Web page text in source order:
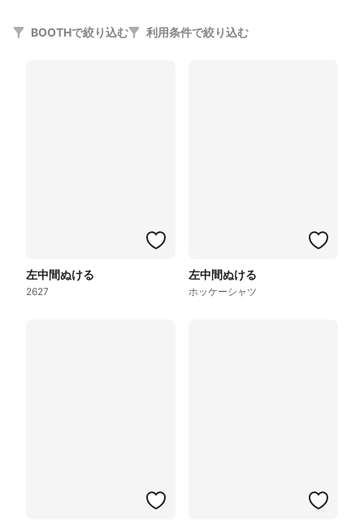
BOOTHで絞り込む 利用条件で絞り込む
左中間ぬける
2627
左中間ぬける
ホッケーシャツ